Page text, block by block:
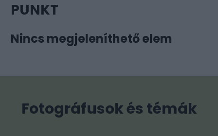
PUNKT
Nincs megjeleníthető elem
Fotográfusok és témák